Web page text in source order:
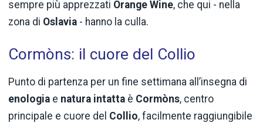
sempre più apprezzati Orange Wine, che qui - nella
zona di Oslavia - hanno la culla.
Cormòns: il cuore del Collio
Punto di partenza per un fine settimana all’insegna di
enologia e natura intatta è Cormòns, centro
principale e cuore del Collio, facilmente raggiungibile